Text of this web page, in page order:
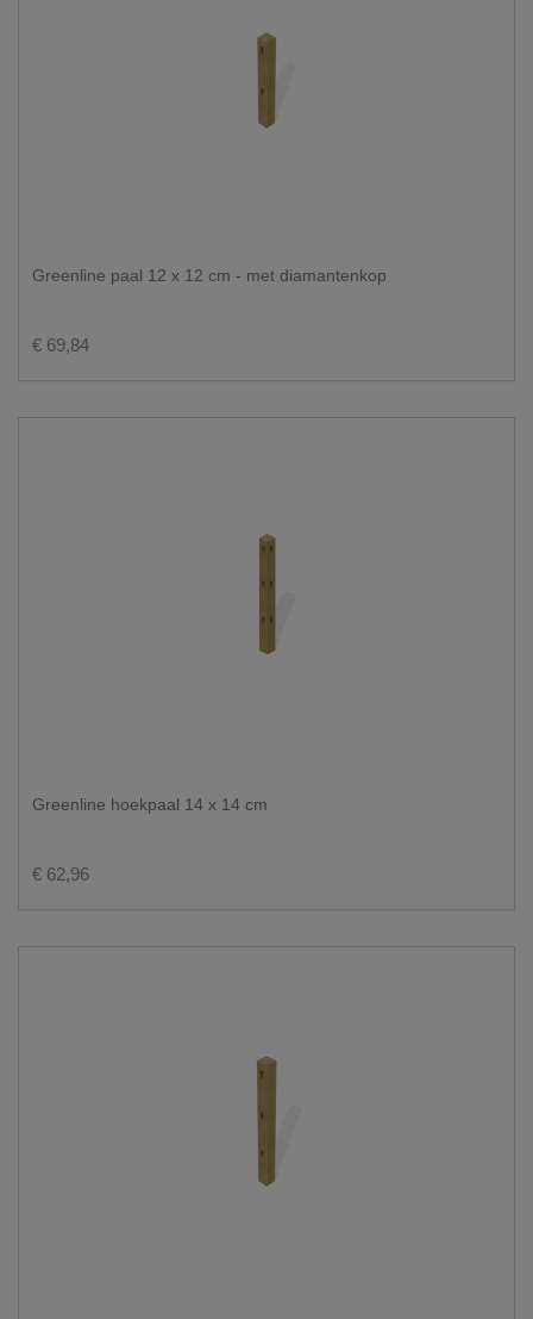
Greenline paal 12 x 12 cm - met diamantenkop
€ 69,84
Greenline hoekpaal 14 x 14 cm
€ 62,96